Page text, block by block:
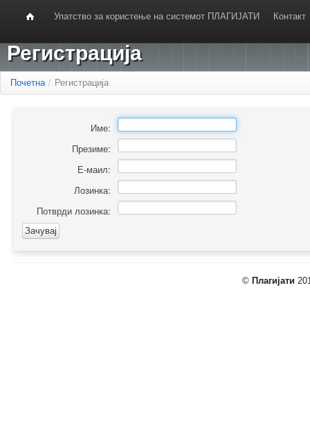
Упатство за користење на системот ПЛАГИЈАТИ Контакт
Регистрација
Почетна / Регистрација
Име:
Презиме:
Е-маил:
Лозинка:
Потврди лозинка:
© Плагијати